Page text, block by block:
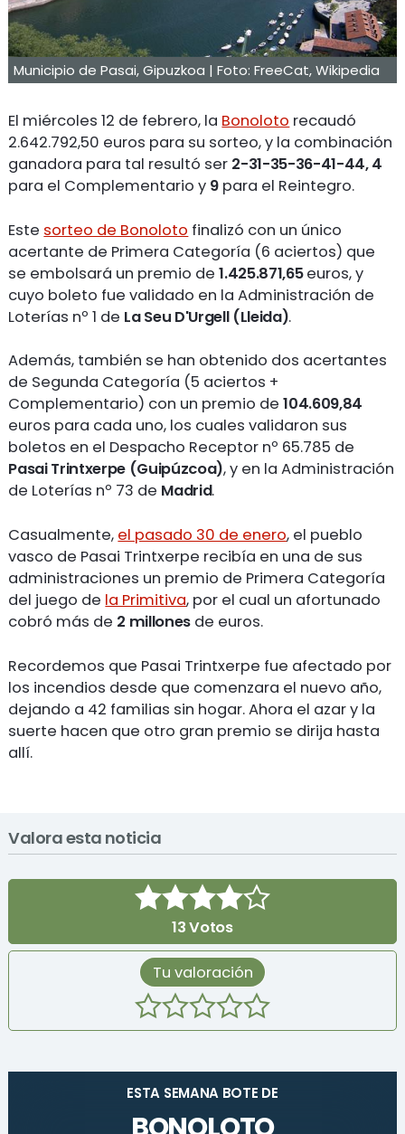
Municipio de Pasai, Gipuzkoa | Foto: FreeCat, Wikipedia
El miércoles 12 de febrero, la Bonoloto recaudó
2.642.792,50 euros para su sorteo, y la combinación
ganadora para tal resultó ser 2-31-35-36-41-44, 4
para el Complementario y 9 para el Reintegro.
Este sorteo de Bonoloto finalizó con un único
acertante de Primera Categoría (6 aciertos) que
se embolsará un premio de1.425.871,65euros, y
cuyo boleto fue validado en la Administración de
Loterías nº 1 de La Seu D'Urgell (Lleida).
Además, también se han obtenido dos acertantes
de Segunda Categoría (5 aciertos +
Complementario) con un premio de104.609,84
euros para cada uno, los cuales validaron sus
boletos en el Despacho Receptor nº 65.785 de
Pasai Trintxerpe (Guipúzcoa), y en la Administración
de Loterías nº 73 de Madrid.
Casualmente, el pasado 30 de enero, el pueblo
vasco de Pasai Trintxerpe recibía en una de sus
administraciones un premio de Primera Categoría
del juego de la Primitiva, por el cual un afortunado
cobró más de 2 millones de euros.
Recordemos que Pasai Trintxerpe fue afectado por
los incendios desde que comenzara el nuevo año,
dejando a 42 familias sin hogar. Ahora el azar y la
suerte hacen que otro gran premio se dirija hasta
allí.
Valora esta noticia
13Votos
Tu valoración
ESTA SEMANA BOTE DE